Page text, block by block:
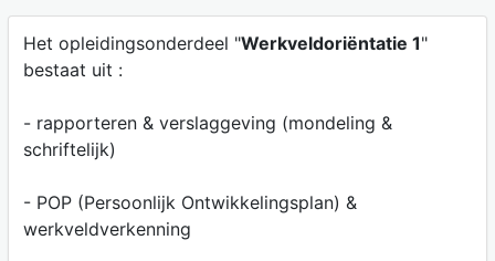
Het opleidingsonderdeel "Werkveldoriëntatie 1"
bestaat uit :
- rapporteren & verslaggeving (mondeling &
schriftelijk)
- POP (Persoonlijk Ontwikkelingsplan) &
werkveldverkenning